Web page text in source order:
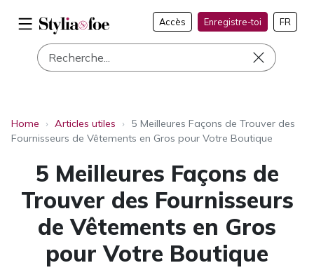
Accès Enregistre-toi FR
Home › Articles utiles ›
5 Meilleures Façons de Trouver des
Fournisseurs de Vêtements en Gros pour Votre Boutique
5 Meilleures Façons de
Trouver des Fournisseurs
de Vêtements en Gros
pour Votre Boutique